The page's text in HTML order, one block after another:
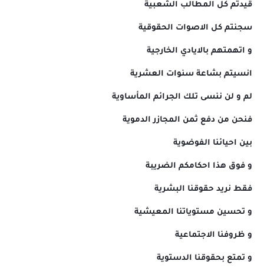
قيدتم كل المطالب الشعبية
سجنتم كل الاصوات الحقوقية
و اتهمتهم بالايادي الخارجية
انسيتم بشاعة سنوات العشرية
لم و لن ننسى تلك الجرائم المأساوية
فنحن من دفع ثمن المجازر الدموية
بين احيائنا الفوضوية
و فوق هذا احكامكم الضريبة
فقط نريد حقوقنا البشرية
و تحسين مستوياتنا المعيشية
و ظروفنا الاجتماعية
و تمتع بحقوقنا الدستوية